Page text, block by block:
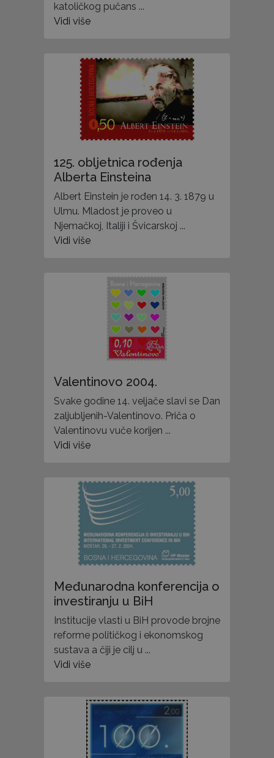
katoličkog pučans ...
Vidi više
125. obljetnica rođenja
Alberta Einsteina
Albert Einstein je rođen 14. 3. 1879 u
Ulmu. Mladost je proveo u
Njemačkoj, Italiji i Švicarskoj ...
Vidi više
Valentinovo 2004.
Svake godine 14. veljače slavi se Dan
zaljubljenih-Valentinovo. Priča o
Valentinovu vuče korijen ...
Vidi više
Međunarodna konferencija o
investiranju u BiH
Institucije vlasti u BiH provode brojne
reforme političkog i ekonomskog
sustava a čiji je cilj u ...
Vidi više